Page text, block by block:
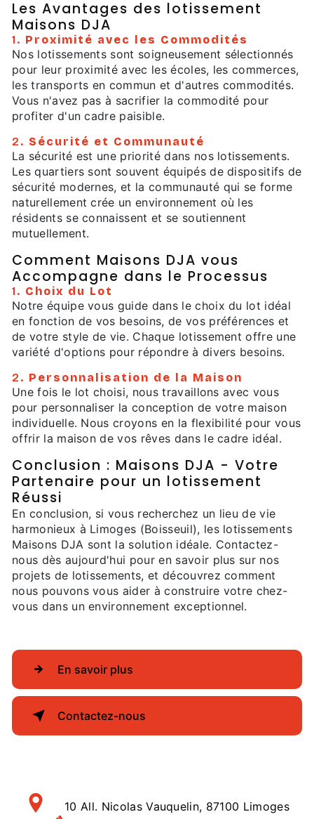
Les Avantages des lotissement
Maisons DJA
1. Proximité avec les Commodités
Nos lotissements sont soigneusement sélectionnés
pour leur proximité avec les écoles, les commerces,
les transports en commun et d'autres commodités.
Vous n'avez pas à sacrifier la commodité pour
profiter d'un cadre paisible.
2. Sécurité et Communauté
La sécurité est une priorité dans nos lotissements.
Les quartiers sont souvent équipés de dispositifs de
sécurité modernes, et la communauté qui se forme
naturellement crée un environnement où les
résidents se connaissent et se soutiennent
mutuellement.
Comment Maisons DJA vous
Accompagne dans le Processus
1. Choix du Lot
Notre équipe vous guide dans le choix du lot idéal
en fonction de vos besoins, de vos préférences et
de votre style de vie. Chaque lotissement offre une
variété d'options pour répondre à divers besoins.
2. Personnalisation de la Maison
Une fois le lot choisi, nous travaillons avec vous
pour personnaliser la conception de votre maison
individuelle. Nous croyons en la flexibilité pour vous
offrir la maison de vos rêves dans le cadre idéal.
Conclusion : Maisons DJA - Votre
Partenaire pour un lotissement
Réussi
En conclusion, si vous recherchez un lieu de vie
harmonieux à Limoges (Boisseuil), les lotissements
Maisons DJA sont la solution idéale. Contactez-
nous dès aujourd'hui pour en savoir plus sur nos
projets de lotissements, et découvrez comment
nous pouvons vous aider à construire votre chez-
vous dans un environnement exceptionnel.
En savoir plus
Contactez-nous
10 All. Nicolas Vauquelin, 87100 Limoges